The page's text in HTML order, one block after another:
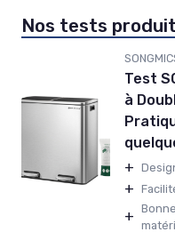
Nos tests
Test
à
+
+
+